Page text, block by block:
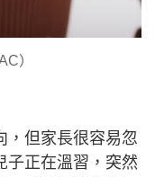
）
，但家長很容易忽
子正在溫習，突然